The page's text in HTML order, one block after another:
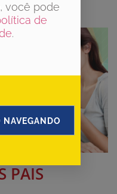
PAIS
você pode
de
.